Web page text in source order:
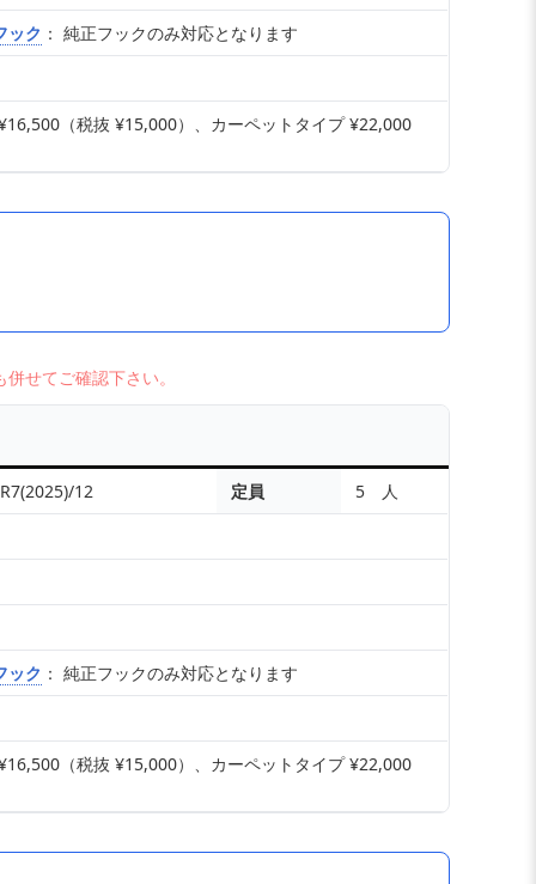
ック ： 純正フックのみ対応となります
（税抜 ¥15,000）、カーペットタイプ ¥22,000
せてご確認下さい。
12 定員 5 人
ック ： 純正フックのみ対応となります
（税抜 ¥15,000）、カーペットタイプ ¥22,000